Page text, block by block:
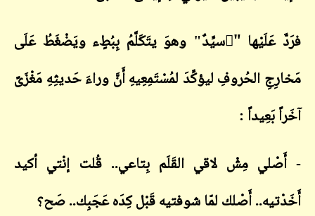
فرَدَّ عَلَيْها "َسيِّدٌ" وهوَ يتَكَلَّمُ بِبُطٍء ويَضْغَطُ عَلَى
مَخارِجِ الحُروفِ ليؤكِّدَ لمُسْتَمِعِيهِ أَنَّ وراءَ حَديثِهِ مَغْزَىً
آخَراً بَعِيداً :
- أَصْلي مِشْ لاقي القَلَم بِتاعي.. قُلت إنْتي أكيد
أَخَدْتيه.. أَصْلك لمّا شوفتيه قَبْل كِدَه عَجَبِك.. صَح؟